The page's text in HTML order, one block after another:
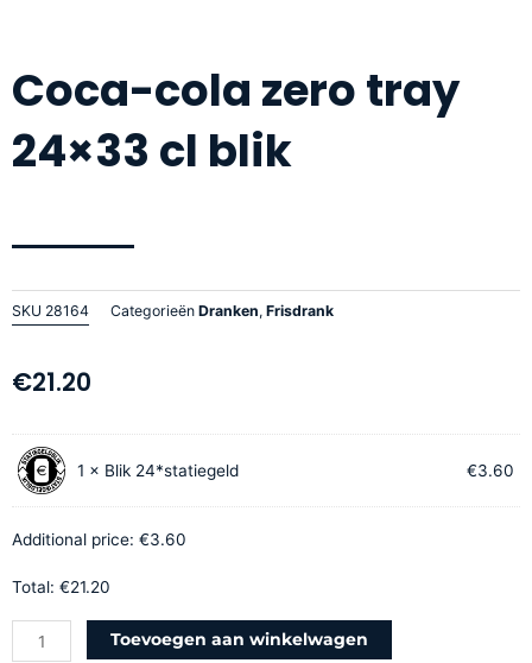
Coca-cola zero tray
24×33 cl blik
SKU 28164 Categorieën Dranken, Frisdrank
€21.20
1 × Blik 24*statiegeld €3.60
Additional price: €3.60
Total: €21.20
Coca-
cola
zero
tray
cl
blik
Toevoegen aan winkelwagen